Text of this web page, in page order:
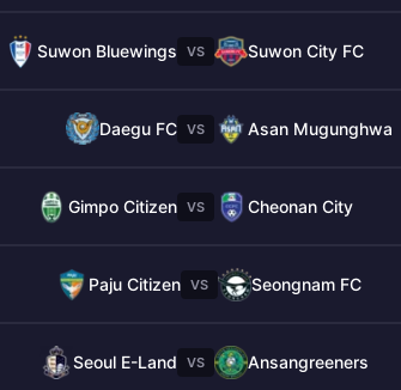
Suwon Bluewings VS Suwon City FC
Daegu FC VS Asan Mugunghwa
Gimpo Citizen VS Cheonan City
Paju Citizen VS Seongnam FC
Seoul E-Land VS Ansangreeners